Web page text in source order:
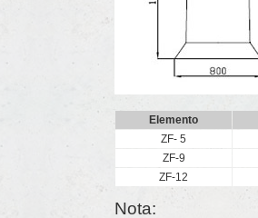
Elemento
ZF- 5
ZF-9
ZF-12
Nota: